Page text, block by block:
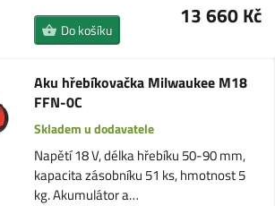
13 660 Kč
Do košíku
Aku hřebíkovačka Milwaukee M18
FFN-0C
Skladem u dodavatele
Napětí 18 V, délka hřebíku 50-90 mm,
kapacita zásobníku 51 ks, hmotnost 5
kg. Akumulátor a…